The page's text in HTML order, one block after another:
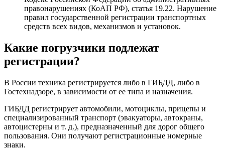
правонарушениях (КоАП РФ), статья 19.22. Нарушение
правил государственной регистрации транспортных
средств всех видов, механизмов и установок.
Какие погрузчики подлежат
регистрации?
В России техника регистрируется либо в ГИБДД, либо в
Гостехнадзоре, в зависимости от ее типа и назначения.
ГИБДД регистрирует автомобили, мотоциклы, прицепы и
специализированный транспорт (эвакуаторы, автокраны,
автоцистерны и т. д.), предназначенный для дорог общего
пользования. Они получают регистрационные номерные
знаки.